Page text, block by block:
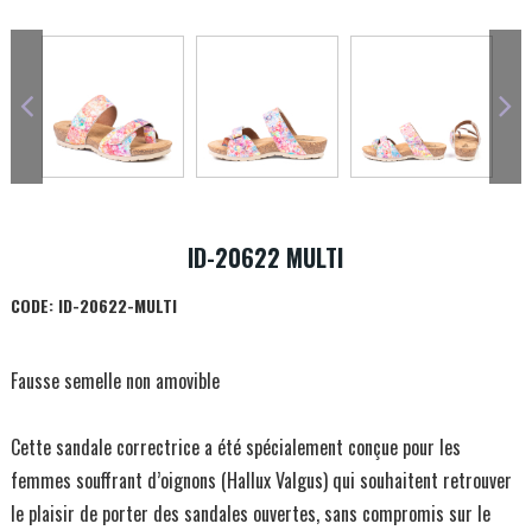
ID-20622 MULTI
CODE:ID-20622-MULTI
Fausse semelle non amovible
Cette sandale correctrice a été spécialement conçue pour les
femmes souffrant d’oignons (Hallux Valgus) qui souhaitent retrouver
le plaisir de porter des sandales ouvertes, sans compromis sur le